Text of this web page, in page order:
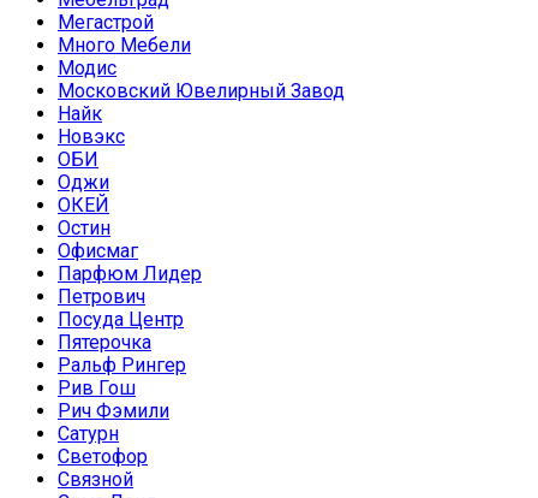
Мегастрой
Много Мебели
Модис
Московский Ювелирный Завод
Найк
Новэкс
ОБИ
Оджи
ОКЕЙ
Остин
Офисмаг
Парфюм Лидер
Петрович
Посуда Центр
Пятерочка
Ральф Рингер
Рив Гош
Рич Фэмили
Сатурн
Светофор
Связной